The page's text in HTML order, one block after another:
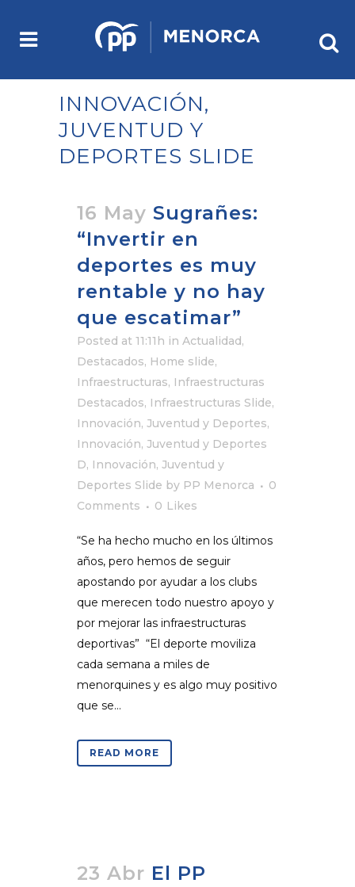
INNOVACIÓN,
JUVENTUD Y
DEPORTES SLIDE
16 May Sugrañes:
“Invertir en
deportes es muy
rentable y no hay
que escatimar”
Posted at 11:11h in Actualidad,
Destacados, Home slide,
Infraestructuras, Infraestructuras
Destacados, Infraestructuras Slide,
Innovación, Juventud y Deportes,
Innovación, Juventud y Deportes
D, Innovación, Juventud y
Deportes Slide by PP Menorca
0
Comments
0 Likes
“Se ha hecho mucho en los últimos
años, pero hemos de seguir
apostando por ayudar a los clubs
que merecen todo nuestro apoyo y
por mejorar las infraestructuras
deportivas” “El deporte moviliza
cada semana a miles de
menorquines y es algo muy positivo
que se...
READ MORE
23 Abr El PP